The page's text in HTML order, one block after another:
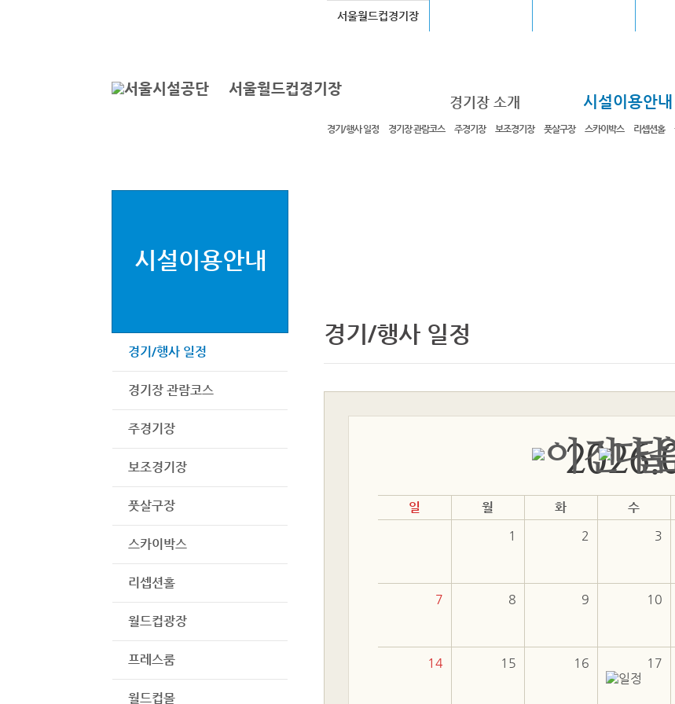
서울월드컵경기장
서울월드컵경기장
경기장 소개 시설이용안내
경기/행사 일정 경기장 관람코스 주경기장 보조경기장 풋살구장 스카이박스 리셉션홀
시설이용안내
경기/행사 일정
경기장 관람코스
주경기장
보조경기장
풋살구장
스카이박스
리셉션홀
월드컵광장
프레스룸
월드컵몰
경기/행사 일정
일 월 화 수
1
2 3
7 8 9 10
14 15 16 17